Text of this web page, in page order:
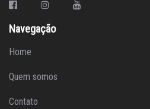
Navegação
Home
Quem somos
Contato